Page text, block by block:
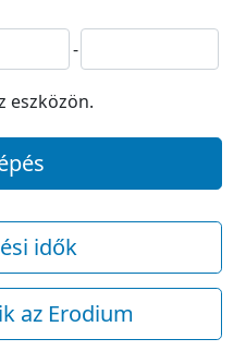
-
eszközön.
idők
az Erodium